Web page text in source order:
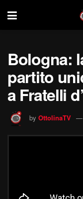
Bologna:
partito
a Fratelli
by OttolinaTV